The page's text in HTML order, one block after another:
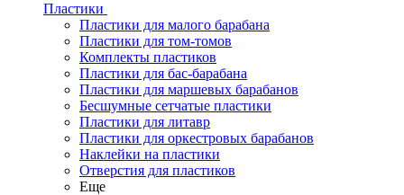
Пластики
Пластики для малого барабана
Пластики для том-томов
Комплекты пластиков
Пластики для бас-барабана
Пластики для маршевых барабанов
Бесшумные сетчатые пластики
Пластики для литавр
Пластики для оркестровых барабанов
Наклейки на пластики
Отверстия для пластиков
Еще